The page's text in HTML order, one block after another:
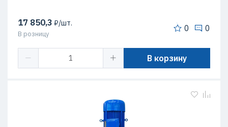
17 850,3 ₽/шт.
В розницу
0 0
В корзину